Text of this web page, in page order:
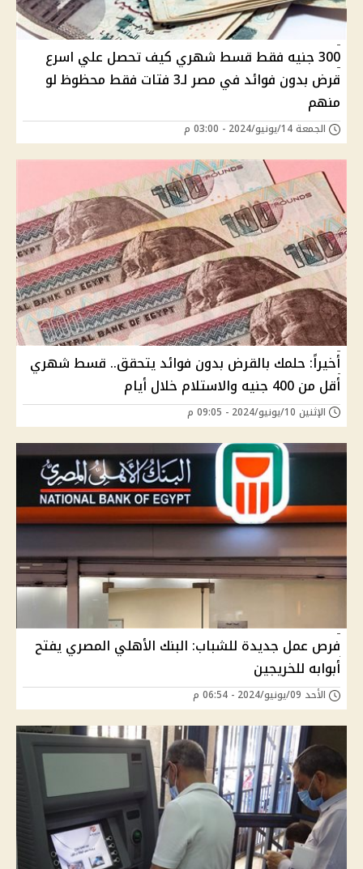
300 جنيه فقط قسط شهري كيف تحصل علي اسرع
قرض بدون فوائد في مصر لـ3 فتات فقط محظوظ لو
منهم
الجمعة 14/يونيو/2024 - 03:00 م
أخيراً: حلمك بالقرض بدون فوائد يتحقق.. قسط شهري
أقل من 400 جنيه والاستلام خلال أيام
الإثنين 10/يونيو/2024 - 09:05 م
فرص عمل جديدة للشباب: البنك الأهلي المصري يفتح
أبوابه للخريجين
الأحد 09/يونيو/2024 - 06:54 م